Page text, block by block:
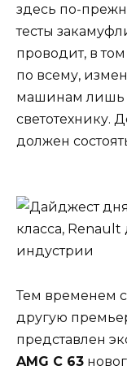
здесь по-
тесты
проводит, в
по всему,
машинам лишь
светотехнику.
должен
Тем временем
другую
представлен
AMG C 63